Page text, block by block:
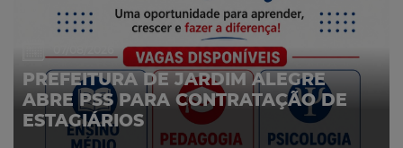
PREFEITURA DE JARDIM ALEGRE
ABRE PSS PARA CONTRATAÇÃO DE
ESTAGIÁRIOS